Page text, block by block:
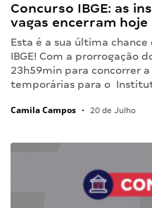
Concurso IBGE: as
vagas encerram
Esta é a sua última
IBGE! Com a prorrogação
23h59min para concorrer
temporárias para o
Camila Campos • 20 de Julho